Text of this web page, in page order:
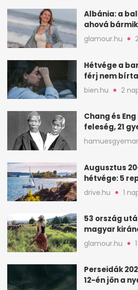
Albánia: a
ahová
visszamennék
glamour.hu
Hétvége a
férj nem
a feleség
bien.hu 2
Chang és
feleség, 21
ikrek
Augusztus
hétvége: 5
nyaralás 0
drive.hu 1
53 ország
magyar
kedvencem
glamour.hu
Perseidák
12-én jön a